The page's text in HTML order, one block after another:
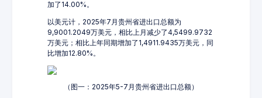
加了14.00%。
以美元计，2025年7月贵州省进出口总额为
9,9001.2049万美元，相比上月减少了4,5499.9732
万美元；相比上年同期增加了1,4911.9435万美元，同
比增加12.80%。
（图一：2025年5-7月贵州省进出口总额）